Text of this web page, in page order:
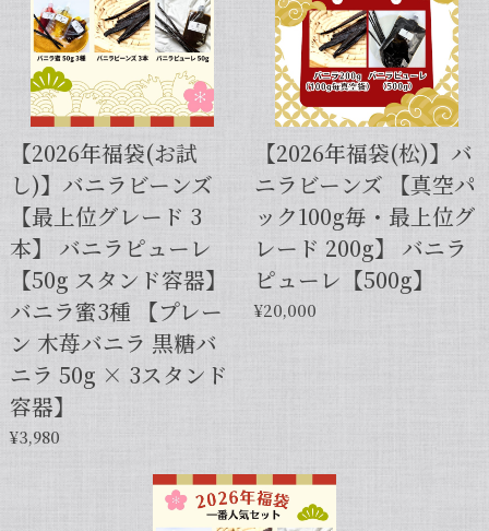
【スタンドパック※通常サイズ】完全無添加・天然バニラ蜜_送料無料（200g）/バニラシロップ/シロップ/バニラビーンズ/製菓材料/バニラペースト/バニラエッセンス/ギフト
2025/05/31
【本数多いほど1本価格がお得！】【サイズだけ訳ありグレード 12cm・バニラビーンズ・5本】
2025/01/05
発送が早くて助かりました。 バニラの香りも良かっ
たので、次回の発注します。
この度は当店をご利用いただきまして、
誠にありがとうございます！こちらこそ
るブルボン種バニラもお試しくださいま
せ。今後とも当店を何卒よろしくお願い
申し上げます。
【2026年福袋(お試
し)】バニラビーンズ
【最上位グレード 3
本】 バニラピューレ
【50g スタンド容器】
バニラ蜜3種 【プレー
ン 木苺バニラ 黒糖バ
ニラ 50g × 3スタンド
容器】
¥3,980
【2026年福袋(松)】バ
ニラビーンズ 【真空パ
ック100g毎・最上位グ
レード 200g】 バニラ
ピューレ【500g】
¥20,000